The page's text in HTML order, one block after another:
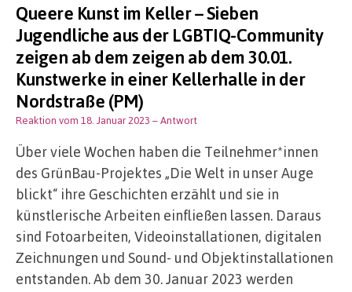
Queere Kunst im Keller – Sieben
Jugendliche aus der LGBTIQ-Community
zeigen ab dem zeigen ab dem 30.01.
Kunstwerke in einer Kellerhalle in der
Nordstraße (PM)
Reaktion vom 18. Januar 2023 – Antwort
Über viele Wochen haben die Teilnehmer*innen
des GrünBau-Projektes „Die Welt in unser Auge
blickt“ ihre Geschichten erzählt und sie in
künstlerische Arbeiten einfließen lassen. Daraus
sind Fotoarbeiten, Videoinstallationen, digitalen
Zeichnungen und Sound- und Objektinstallationen
entstanden. Ab dem 30. Januar 2023 werden